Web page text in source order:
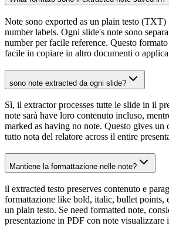
Note sono exported as un plain testo
number labels. Ogni slide's note sono
number per facile reference. Questo
facile in copiare in altro documenti o
sono note extracted da ogni slide?
Sì, il extractor processes tutte le slide in il
note sarà have loro contenuto incluso,
marked as having no note. Questo gives
tutto nota del relatore across il entire
Mantiene la formattazione nelle note?
il extracted testo preserves contenuto e
formattazione like bold, italic, bullet points,
un plain testo. Se need formatted note,
presentazione in PDF con note visualizzare